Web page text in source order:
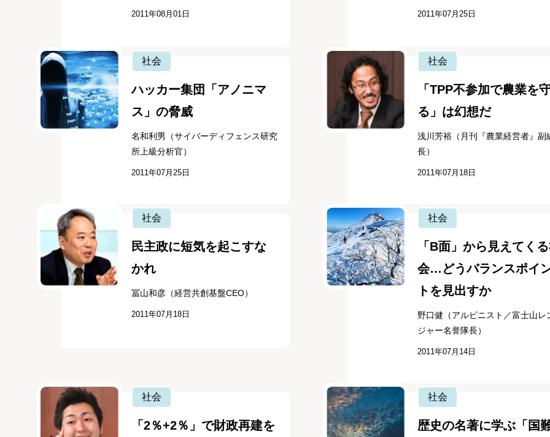
2011年08月01日 2011年07月25日
社会
ハッカー集団「アノニマ
ス」の脅威
名和利男（サイバーディフェンス研究
所上級分析官）
2011年07月25日
社会
「TPP不参加で農業を
る」は幻想だ
浅川芳裕（月刊『農業経営者』副
長）
2011年07月18日
社会
民主政に短気を起こすな
かれ
冨山和彦（経営共創基盤CEO）
2011年07月18日
社会
「B面」から見えてく
会…どうバランスポイ
トを見出すか
野口健（アルピニスト／富士山レ
ジャー名誉隊長）
2011年07月14日
社会
「2％+2％」で財政再建を
社会
歴史の名著に学ぶ「国